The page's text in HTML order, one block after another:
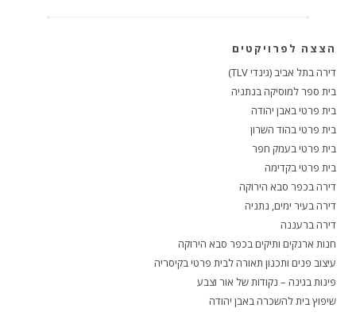
הצצה לפרויקטים
דירה בתל אביב (גינדי TLV)
בית ספר למוסיקה בנתניה
בית פרטי באבן יהודה
בית פרטי בהוד השרון
בית פרטי בעמק חפר
בית פרטי בקדימה
דירה בכפר סבא הירוקה
דירה בעיר ימים, נתניה
דירה ברעננה
חנות ארנקים ותיקים בכפר סבא הירוקה
עיצוב פנים ותכנון תאורה לבית פרטי בקיסריה
פינות בגינה – נקודות של אור וצבע
שיפוץ בית להשכרה באבן יהודה